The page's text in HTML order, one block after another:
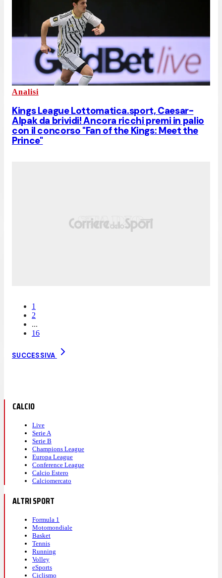
Analisi
Kings League Lottomatica.sport, Caesar-
Alpak da brividi! Ancora ricchi premi in palio
con il concorso "Fan of the Kings: Meet the
Prince"
1
2
...
16
SUCCESSIVA
CALCIO
Live
Serie A
Serie B
Champions League
Europa League
Conference League
Calcio Estero
Calciomercato
ALTRI SPORT
Formula 1
Motomondiale
Basket
Tennis
Running
Volley
eSports
Ciclismo